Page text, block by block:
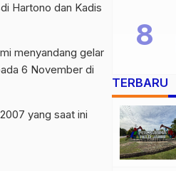
Hartono dan Kadis
menyandang gelar
6 November di
yang saat ini
TERBARU